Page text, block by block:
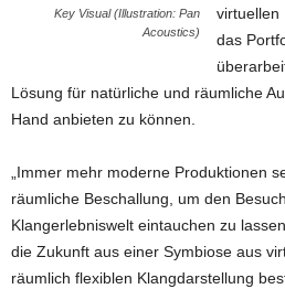
Key Visual (Illustration: Pan
Acoustics)
virtuellen
das
Lösung für natürliche und räumliche
Hand anbieten zu können.
„Immer mehr moderne Produktionen
räumliche Beschallung, um den
Klangerlebniswelt eintauchen zu
die Zukunft aus einer Symbiose aus
räumlich flexiblen Klangdarstellung